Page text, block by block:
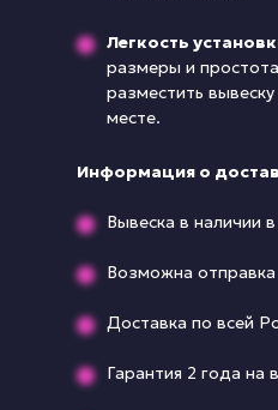
Легкость
размеры и
разместить
месте.
Вывеска в наличии
Возможна отправка
Доставка по всей
Гарантия 2 года на
Информация о